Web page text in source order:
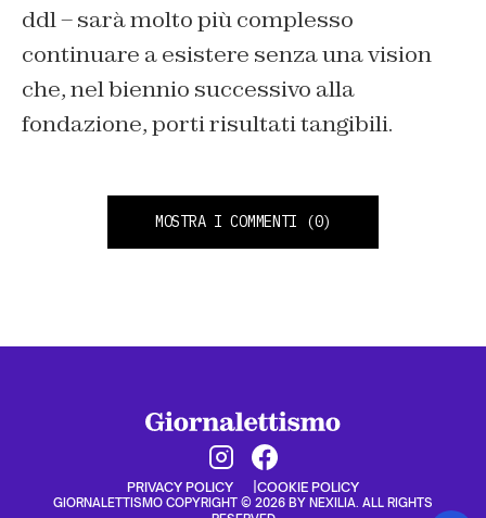
ddl – sarà molto più complesso
continuare a esistere senza una vision
che, nel biennio successivo alla
fondazione, porti risultati tangibili.
MOSTRA I COMMENTI (0)
PRIVACY POLICY COOKIE POLICY
GIORNALETTISMO COPYRIGHT © 2026 BY NEXILIA. ALL RIGHTS